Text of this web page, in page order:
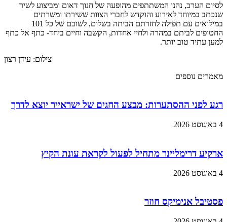
לסיום הערב, נהנו המשתתפים מהופעה של חנוך דאום ומביצוע לשיר
שנכתב במיוחד לאירוע והוקדש לחברי הצוות ששירתו ומשרתים
במילואים עם תפילה לחזרתם הביתה בשלום, לשובם של כל 101
החטופים לביתם במהרה ולחיי אחדות, הקשבה וחיים ביחד- כתף אל כתף
למען עתיד טוב יותר.
צילום: עידן רצון
מאמרים נוספים
רגע לפני ההסתערות: מבצע החגים של ישראייר יוצא לדרך
4 באוגוסט 2026
ארקיע דרימליינר מתחיל לפעול לקראת עונת הקיץ
4 באוגוסט 2026
פסטיבל אנימיקס חוזר